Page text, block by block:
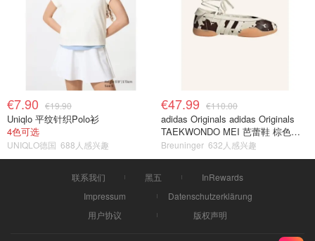
€7.90 €19.90
Uniqlo 平纹针织Polo衫
4色可选
UNIQLO德国 688人感兴趣
€47.99 €110.00
adidas Originals adidas Originals
TAEKWONDO MEI 芭蕾鞋 棕色米
色
Breuninger 632人感兴趣
联系我们 黑五
InRewards
Impressum
Datenschutzerklärung
用户协议
版权声明